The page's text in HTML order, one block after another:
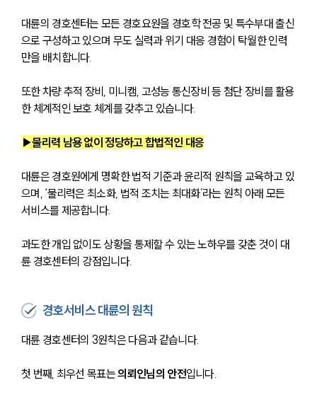
대륜의 경호센터는 모든 경호요원을 경호학 전공 및 특수부대 출신
으로 구성하고 있으며 무도 실력과 위기 대응 경험이 탁월한 인력
만을 배치합니다.
또한 차량 추적 장비, 미니캠, 고성능 통신장비 등 첨단 장비를 활용
한 체계적인 보호 체계를 갖추고 있습니다.
▶물리력 남용 없이 정당하고 합법적인 대응
대륜은 경호원에게 명확한 법적 기준과 윤리적 원칙을 교육하고 있
으며, ‘물리력은 최소화, 법적 조치는 최대화’라는 원칙 아래 모든
서비스를 제공합니다.
과도한 개입 없이도 상황을 통제할 수 있는 노하우를 갖춘 것이 대
륜 경호센터의 강점입니다.
경호서비스 대륜의 원칙
대륜 경호센터의 3원칙은 다음과 같습니다.
첫 번째, 최우선 목표는 의뢰인님의 안전입니다.